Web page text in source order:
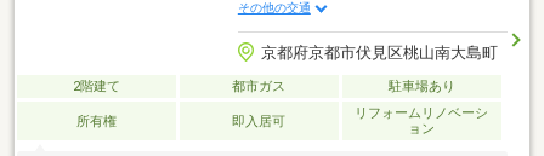
その他の交通
京都府京都市伏見区桃山南大島町
2階建て 都市ガス 駐車場あり
所有権 即入居可
リフォームリノベーシ
ョン